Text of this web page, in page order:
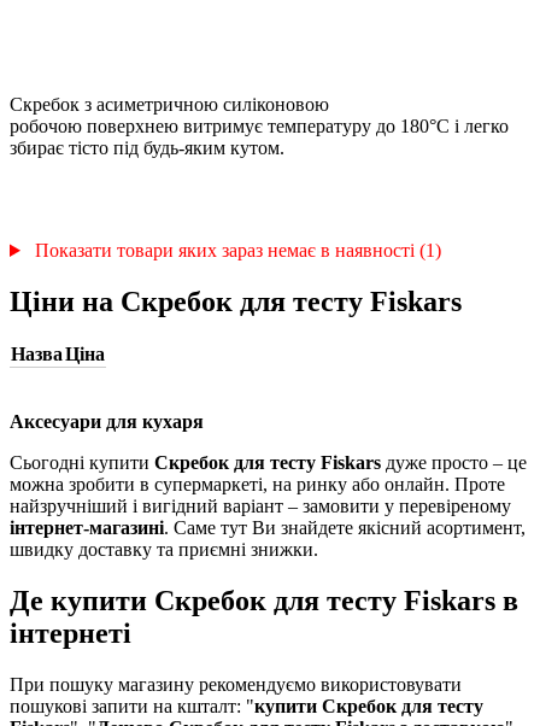
Скребок з асиметричною силіконовою
робочою поверхнею витримує температуру до 180°С і легко
збирає тісто під будь-яким кутом.
Показати товари яких зараз немає в наявності (1)
Ціни на Скребок для тесту Fiskars
НазваЦіна
Аксесуари для кухаря
Сьогодні купити Скребок для тесту Fiskars дуже просто – це
можна зробити в супермаркеті, на ринку або онлайн. Проте
найзручніший і вигідний варіант – замовити у перевіреному
інтернет-магазині. Саме тут Ви знайдете якісний асортимент,
швидку доставку та приємні знижки.
Де купити Скребок для тесту Fiskars в
інтернеті
При пошуку магазину рекомендуємо використовувати
пошукові запити на кшталт: "купити Скребок для тесту